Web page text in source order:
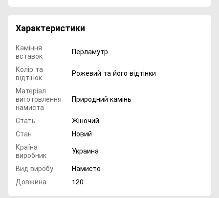
Характеристики
Каміння
вставок
Перламутр
Колір та
відтінок
Рожевий та його відтінки
Матеріал
виготовлення
намиста
Природний камінь
Стать
Жіночий
Стан
Новий
Країна
виробник
Украина
Вид виробу
Намисто
Довжина
120